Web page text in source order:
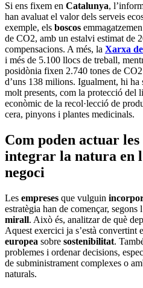
Si ens fixem en Catalunya,
han avaluat el valor dels serveis
exemple, els boscos
de CO2, amb un estalvi estimat de
compensacions. A més, la Xarxa
i més de 5.100 llocs de treball,
posidònia fixen 2.740 tones de
d’uns 138 milions. Igualment, hi ha
molt presents, com la protecció del
econòmic de la recol·lecció de
cera, pinyons i plantes medicinals.
Com poden actuar les
integrar la natura en
negoci
Les empreses que vulguin
estratègia han de començar, segons
mirall. Això és, analitzar de què
Aquest exercici ja s’està convertint
europea sobre sostenibilitat.
problemes i ordenar decisions,
de subministrament complexes o
naturals.